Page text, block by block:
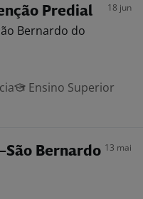
Predial 18 jun
Bernardo do
Ensino Superior
Bernardo 13 mai